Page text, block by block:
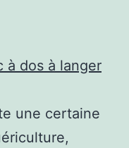
à dos à langer
une certaine